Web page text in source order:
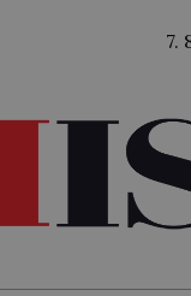
7. 8. 1945: Do